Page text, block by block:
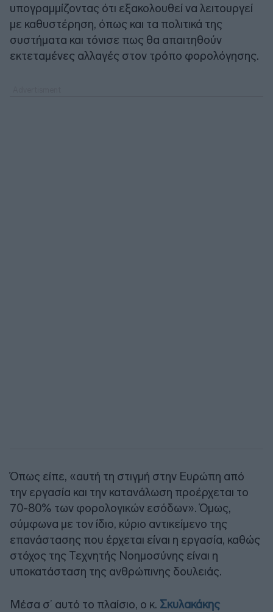
υπογραμμίζοντας ότι εξακολουθεί να λειτουργεί
με καθυστέρηση, όπως και τα πολιτικά της
συστήματα και τόνισε πως θα απαιτηθούν
εκτεταμένες αλλαγές στον τρόπο φορολόγησης.
Όπως είπε, «αυτή τη στιγμή στην Ευρώπη από
την εργασία και την κατανάλωση προέρχεται το
70-80% των φορολογικών εσόδων». Όμως,
σύμφωνα με τον ίδιο, κύριο αντικείμενο της
επανάστασης που έρχεται είναι η εργασία, καθώς
στόχος της Τεχνητής Νοημοσύνης είναι η
υποκατάσταση της ανθρώπινης δουλειάς.
Μέσα σ’ αυτό το πλαίσιο, ο κ. Σκυλακάκης